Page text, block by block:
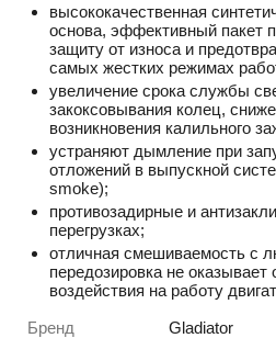
высококачественная
основа, эффективный пакет
защиту от износа и
самых жестких режимах
увеличение срока службы
закоксовывания колец,
возникновения калильного
устраняют дымление при
отложений в выпускной
smoke);
противозадирные и
перегрузках;
отличная смешиваемость с
передозировка не оказывает
воздействия на работу
Бренд
Gladiator